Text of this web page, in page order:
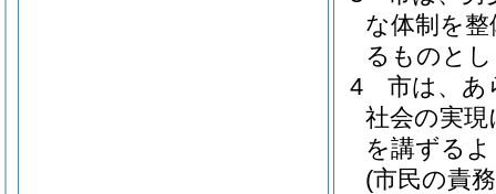
な体制を
るものと
4
市は、あ
社会の実
を講ずる
(市民の責